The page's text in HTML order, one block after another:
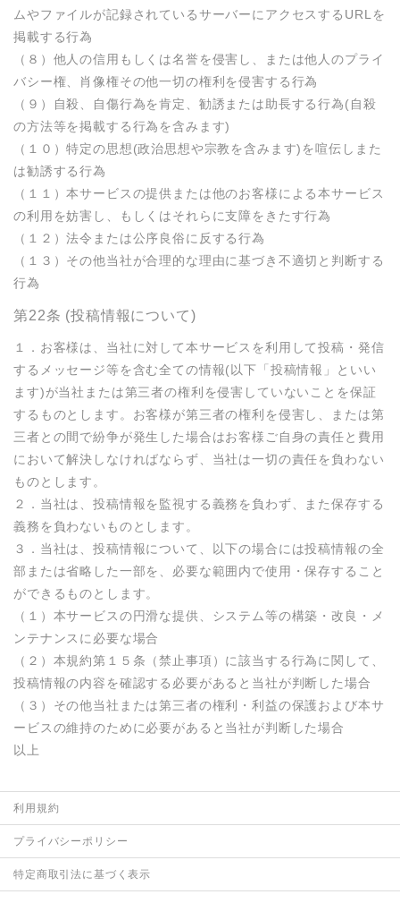
ムやファイルが記録されているサーバーにアクセスするURLを
掲載する行為
（８）他人の信用もしくは名誉を侵害し、または他人のプライ
バシー権、肖像権その他一切の権利を侵害する行為
（９）自殺、自傷行為を肯定、勧誘または助長する行為(自殺
の方法等を掲載する行為を含みます)
（１０）特定の思想(政治思想や宗教を含みます)を喧伝しまた
は勧誘する行為
（１１）本サービスの提供または他のお客様による本サービス
の利用を妨害し、もしくはそれらに支障をきたす行為
（１２）法令または公序良俗に反する行為
（１３）その他当社が合理的な理由に基づき不適切と判断する
行為
第22条 (投稿情報について)
１．お客様は、当社に対して本サービスを利用して投稿・発信
するメッセージ等を含む全ての情報(以下「投稿情報」といい
ます)が当社または第三者の権利を侵害していないことを保証
するものとします。お客様が第三者の権利を侵害し、または第
三者との間で紛争が発生した場合はお客様ご自身の責任と費用
において解決しなければならず、当社は一切の責任を負わない
ものとします。
２．当社は、投稿情報を監視する義務を負わず、また保存する
義務を負わないものとします。
３．当社は、投稿情報について、以下の場合には投稿情報の全
部または省略した一部を、必要な範囲内で使用・保存すること
ができるものとします。
（１）本サービスの円滑な提供、システム等の構築・改良・メ
ンテナンスに必要な場合
（２）本規約第１５条（禁止事項）に該当する行為に関して、
投稿情報の内容を確認する必要があると当社が判断した場合
（３）その他当社または第三者の権利・利益の保護および本サ
ービスの維持のために必要があると当社が判断した場合
以上
利用規約
プライバシーポリシー
特定商取引法に基づく表示